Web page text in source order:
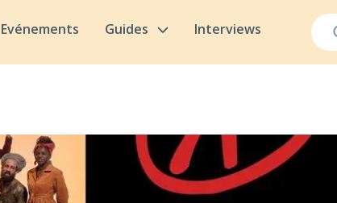
Evénements Guides Interviews